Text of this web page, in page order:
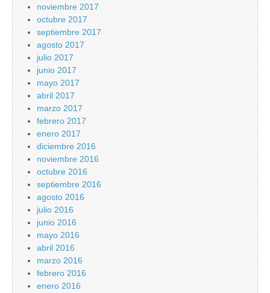
noviembre 2017
octubre 2017
septiembre 2017
agosto 2017
julio 2017
junio 2017
mayo 2017
abril 2017
marzo 2017
febrero 2017
enero 2017
diciembre 2016
noviembre 2016
octubre 2016
septiembre 2016
agosto 2016
julio 2016
junio 2016
mayo 2016
abril 2016
marzo 2016
febrero 2016
enero 2016